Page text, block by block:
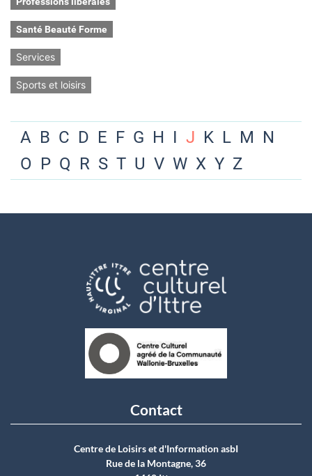
Santé Beauté Forme
Services
Sports et loisirs
A B C D E F G H I J K L M N
O P Q R S T U V W X Y Z
Contact
Centre de Loisirs et d'Information asbI
Rue de la Montagne, 36